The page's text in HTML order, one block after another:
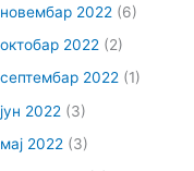
новембар 2022 (6)
октобар 2022 (2)
септембар 2022 (1)
јун 2022 (3)
мај 2022 (3)